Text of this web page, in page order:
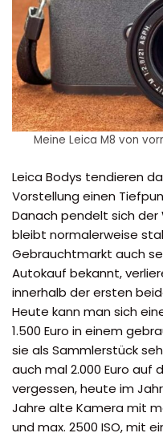
Meine Leica M8 von
Leica Bodys tendieren
Vorstellung einen
Danach pendelt sich
bleibt normalerweise
Gebrauchtmarkt auch
Autokauf bekannt,
innerhalb der ersten
Heute kann man sich
1.500 Euro in einem
sie als Sammlerstück
auch mal 2.000 Euro auf
vergessen, heute im
Jahre alte Kamera mit
und max. 2500 ISO, mit